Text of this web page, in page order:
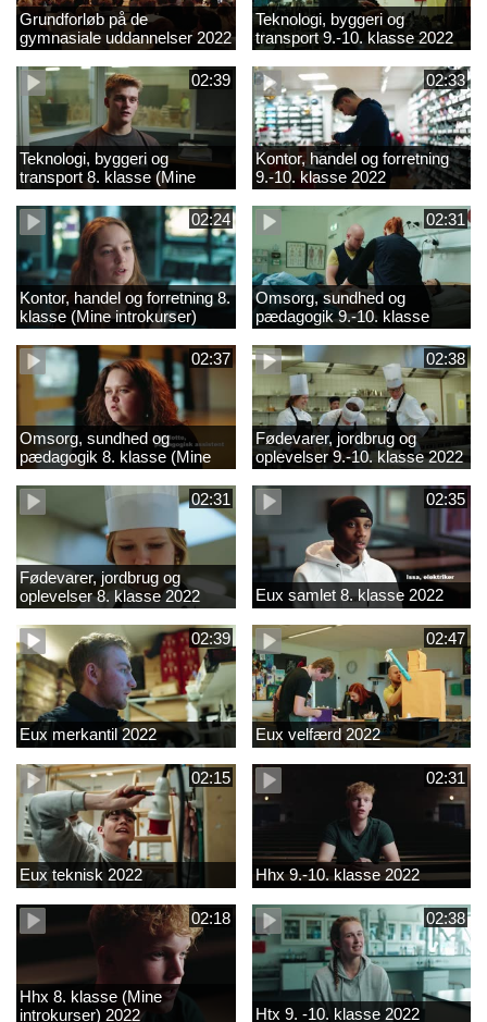
Grundforløb på de
gymnasiale uddannelser 2022
Teknologi, byggeri og
transport 9.-10. klasse 2022
02:39
Teknologi, byggeri og
transport 8. klasse (Mine
introkurser) 2022
02:33
Kontor, handel og forretning
9.-10. klasse 2022
02:24
Kontor, handel og forretning 8.
klasse (Mine introkurser)
2022
02:31
Omsorg, sundhed og
pædagogik 9.-10. klasse
2022
02:37
Omsorg, sundhed og
pædagogik 8. klasse (Mine
introkurser) 2022
02:38
Fødevarer, jordbrug og
oplevelser 9.-10. klasse 2022
02:31
Fødevarer, jordbrug og
oplevelser 8. klasse 2022
02:35
Eux samlet 8. klasse 2022
02:39
Eux merkantil 2022
02:47
Eux velfærd 2022
02:15
Eux teknisk 2022
02:31
Hhx 9.-10. klasse 2022
02:18
Hhx 8. klasse (Mine
introkurser) 2022
02:38
Htx 9. -10. klasse 2022